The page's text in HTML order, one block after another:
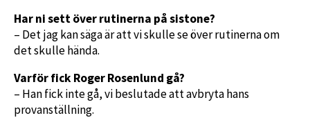
Har ni sett över rutinerna på sistone?
– Det jag kan säga är att vi skulle se över rutinerna om
det skulle hända.
Varför fick Roger Rosenlund gå?
– Han fick inte gå, vi beslutade att avbryta hans
provanställning.